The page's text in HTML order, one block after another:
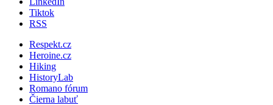
Tiktok
RSS
Respekt.cz
Heroine.cz
Hiking
HistoryLab
Romano fórum
Čierna labuť